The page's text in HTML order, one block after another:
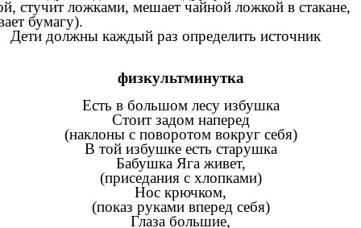
стучит ложками, мешает чайной ложкой в стакане,
бумагу).
Дети должны каждый раз определить источник
физкультминутка
Есть в большом лесу избушка
Стоит задом наперед
(наклоны с поворотом вокруг себя)
В той избушке есть старушка
Бабушка Яга живет,
(приседания с хлопками)
Нос крючком,
(показ руками вперед себя)
Глаза большие,